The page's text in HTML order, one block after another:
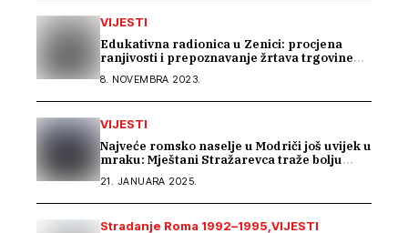
VIJESTI
Edukativna radionica u Zenici: procjena
ranjivosti i prepoznavanje žrtava trgovine
8. NOVEMBRA 2023.
VIJESTI
Najveće romsko naselje u Modriči još uvijek u
mraku: Mještani Stražarevca traže bolju
21. JANUARA 2025.
Stradanje Roma 1992–1995 VIJESTI